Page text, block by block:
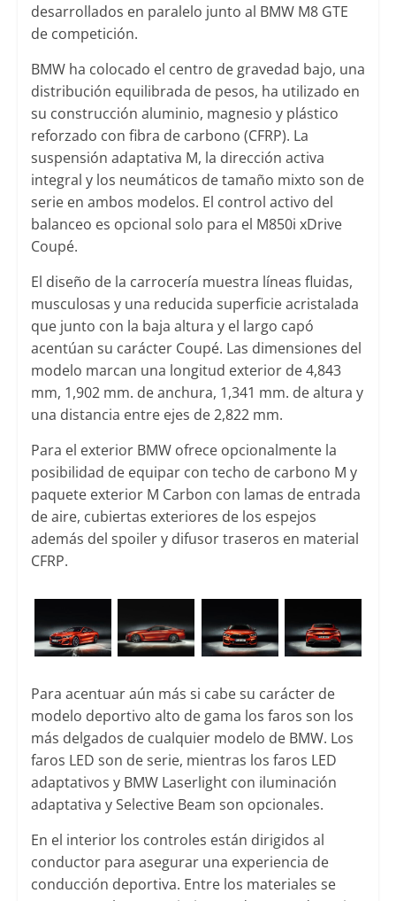
desarrollados en paralelo junto al BMW M8 GTE
de competición.
BMW ha colocado el centro de gravedad bajo, una
distribución equilibrada de pesos, ha utilizado en
su construcción aluminio, magnesio y plástico
reforzado con fibra de carbono (CFRP). La
suspensión adaptativa M, la dirección activa
integral y los neumáticos de tamaño mixto son de
serie en ambos modelos. El control activo del
balanceo es opcional solo para el M850i xDrive
Coupé.
El diseño de la carrocería muestra líneas fluidas,
musculosas y una reducida superficie acristalada
que junto con la baja altura y el largo capó
acentúan su carácter Coupé. Las dimensiones del
modelo marcan una longitud exterior de 4,843
mm, 1,902 mm. de anchura, 1,341 mm. de altura y
una distancia entre ejes de 2,822 mm.
Para el exterior BMW ofrece opcionalmente la
posibilidad de equipar con techo de carbono M y
paquete exterior M Carbon con lamas de entrada
de aire, cubiertas exteriores de los espejos
además del spoiler y difusor traseros en material
CFRP.
Para acentuar aún más si cabe su carácter de
modelo deportivo alto de gama los faros son los
más delgados de cualquier modelo de BMW. Los
faros LED son de serie, mientras los faros LED
adaptativos y BMW Laserlight con iluminación
adaptativa y Selective Beam son opcionales.
En el interior los controles están dirigidos al
conductor para asegurar una experiencia de
conducción deportiva. Entre los materiales se